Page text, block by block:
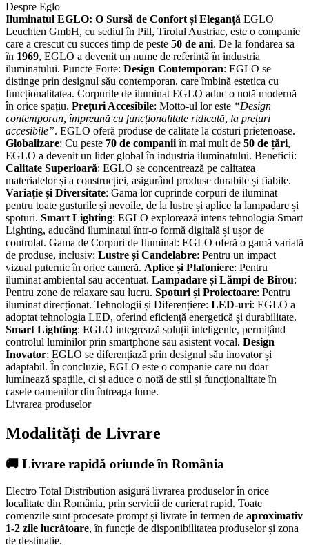
Despre Eglo
Iluminatul EGLO: O Sursă de Confort și Eleganță EGLO
Leuchten GmbH, cu sediul în Pill, Tirolul Austriac, este o companie
care a crescut cu succes timp de peste 50 de ani. De la fondarea sa
în 1969, EGLO a devenit un nume de referință în industria
iluminatului. Puncte Forte: Design Contemporan: EGLO se
distinge prin designul său contemporan, care îmbină estetica cu
funcționalitatea. Corpurile de iluminat EGLO aduc o notă modernă
în orice spațiu. Prețuri Accesibile: Motto-ul lor este “Design
contemporan, împreună cu funcționalitate ridicată, la prețuri
accesibile”. EGLO oferă produse de calitate la costuri prietenoase.
Globalizare: Cu peste 70 de companiiîn mai mult de 50 de țări,
EGLO a devenit un lider global în industria iluminatului. Beneficii:
Calitate Superioară: EGLO se concentrează pe calitatea
materialelor și a construcției, asigurând produse durabile și fiabile.
Variație și Diversitate: Gama lor cuprinde corpuri de iluminat
pentru toate gusturile și nevoile, de la lustre și aplice la lampadare și
spoturi. Smart Lighting: EGLO explorează intens tehnologia Smart
Lighting, aducând iluminatul într-o formă digitală și ușor de
controlat. Gama de Corpuri de Iluminat: EGLO oferă o gamă variată
de produse, inclusiv: Lustre și Candelabre: Pentru un impact
vizual puternic în orice cameră. Aplice și Plafoniere: Pentru
iluminat ambiental sau accentuat. Lampadare și Lămpi de Birou:
Pentru zone de relaxare sau lucru. Spoturi și Proiectoare: Pentru
iluminat direcționat. Tehnologii și Diferențiere: LED-uri: EGLO a
adoptat tehnologia LED, oferind eficiență energetică și durabilitate.
Smart Lighting: EGLO integrează soluții inteligente, permițând
controlul luminilor prin smartphone sau asistent vocal. Design
Inovator: EGLO se diferențiază prin designul său inovator și
adaptabil. În concluzie, EGLO este o companie care nu doar
luminează spațiile, ci și aduce o notă de stil și funcționalitate în
casele oamenilor din întreaga lume.
Livrarea produselor
Modalități de Livrare
🚚 Livrare rapidă oriunde în România
Electro Total Distribution asigură livrarea produselor în orice
localitate din România, prin servicii de curierat rapid. Toate
comenzile sunt procesate prompt și livrate în termen de aproximativ
1-2 zile lucrătoare, în funcție de disponibilitatea produselor și zona
de destinație.